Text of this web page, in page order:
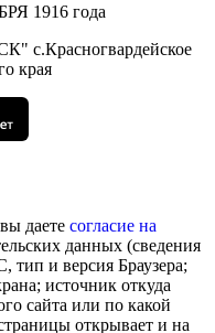
1916 года
края
даете согласие на
данных (сведения
тип и версия Браузера;
источник откуда
сайта или по какой
открывает и на